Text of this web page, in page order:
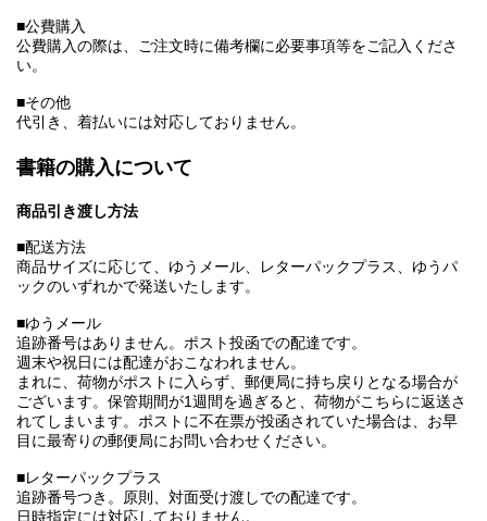
■公費購入
公費購入の際は、ご注文時に備考欄に必要事項等をご記入くださ
い。
■その他
代引き、着払いには対応しておりません。
書籍の購入について
商品引き渡し方法
■配送方法
商品サイズに応じて、ゆうメール、レターパックプラス、ゆうパ
ックのいずれかで発送いたします。
■ゆうメール
追跡番号はありません。ポスト投函での配達です。
週末や祝日には配達がおこなわれません。
まれに、荷物がポストに入らず、郵便局に持ち戻りとなる場合が
ございます。保管期間が1週間を過ぎると、荷物がこちらに返送さ
れてしまいます。ポストに不在票が投函されていた場合は、お早
目に最寄りの郵便局にお問い合わせください。
■レターパックプラス
追跡番号つき。原則、対面受け渡しでの配達です。
日時指定には対応しておりません。